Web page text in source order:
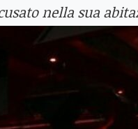
nella sua